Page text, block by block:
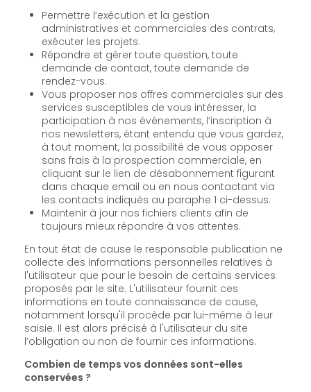
Permettre l’exécution et la gestion
administratives et commerciales des contrats,
exécuter les projets.
Répondre et gérer toute question, toute
demande de contact, toute demande de
rendez-vous.
Vous proposer nos offres commerciales sur des
services susceptibles de vous intéresser, la
participation à nos événements, l’inscription à
nos newsletters, étant entendu que vous gardez,
à tout moment, la possibilité de vous opposer
sans frais à la prospection commerciale, en
cliquant sur le lien de désabonnement figurant
dans chaque email ou en nous contactant via
les contacts indiqués au paraphe 1 ci-dessus.
Maintenir à jour nos fichiers clients afin de
toujours mieux répondre à vos attentes.
En tout état de cause le responsable publication ne
collecte des informations personnelles relatives à
l'utilisateur que pour le besoin de certains services
proposés par le site. L'utilisateur fournit ces
informations en toute connaissance de cause,
notamment lorsqu'il procède par lui-même à leur
saisie. Il est alors précisé à l'utilisateur du site
l’obligation ou non de fournir ces informations.
Combien de temps vos données sont-elles
conservées ?